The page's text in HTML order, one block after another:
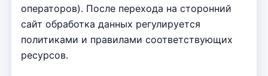
операторов). После перехода на сторонний
сайт обработка данных регулируется
политиками и правилами соответствующих
ресурсов.